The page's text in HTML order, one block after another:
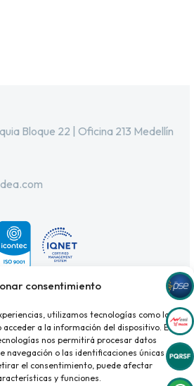
consentimiento
utilizamos tecnologías como las
a la información del dispositivo. El
nos permitirá procesar datos
navegación o las identificaciones únicas en
el consentimiento, puede afectar
y funciones.
Bloque 22 | Oficina 213 Medellín